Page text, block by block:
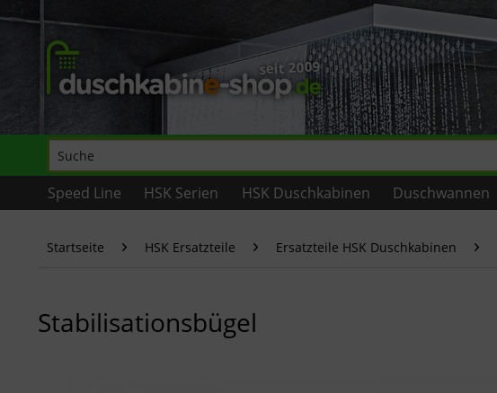
Speed Line HSK Serien HSK Duschkabinen Duschwannen
Startseite HSK Ersatzteile Ersatzteile HSK Duschkabinen
Stabilisationsbügel